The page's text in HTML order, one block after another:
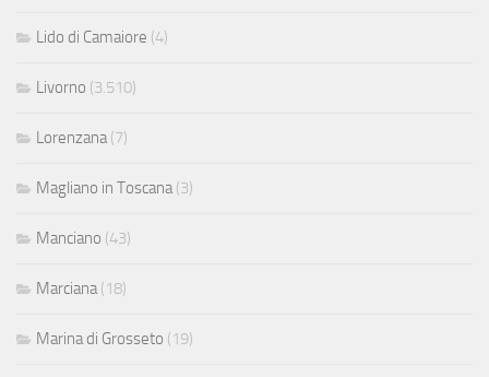
Lido di Camaiore (4)
Livorno (3.510)
Lorenzana (7)
Magliano in Toscana (3)
Manciano (43)
Marciana (18)
Marina di Grosseto (19)